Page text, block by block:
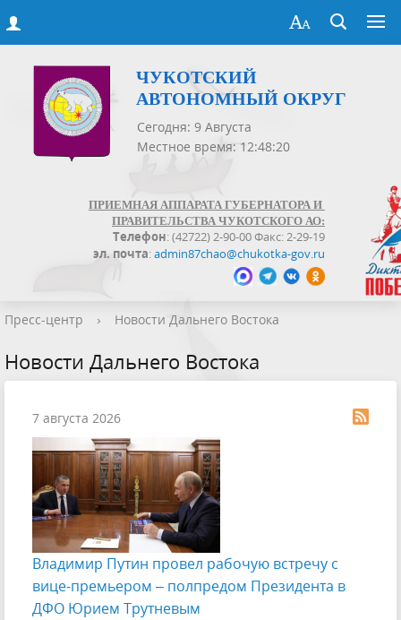
ЧУКОТСКИЙ
АВТОНОМНЫЙ ОКРУГ
Сегодня: 9 Августа
Местное время: 12:48:21
ПРИЕМНАЯ АППАРАТА ГУБЕРНАТОРА И
ПРАВИТЕЛЬСТВА ЧУКОТСКОГО АО:
Телефон: (42722) 2-90-00 Факс: 2-29-19
эл. почта:admin87chao@chukotka-gov.ru
Пресс-центр › Новости Дальнего Востока
Новости Дальнего Востока
7 августа 2026
Владимир Путин провел рабочую встречу с
вице-премьером – полпредом Президента в
ДФО Юрием Трутневым